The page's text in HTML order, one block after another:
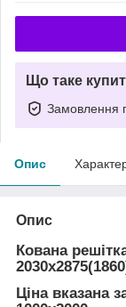
Що таке
Замовлення
Опис
Опис
Кована
Ціна вказана